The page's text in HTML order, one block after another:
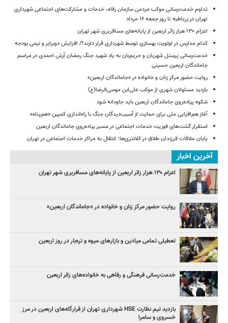
تداوم خدمت‌رسانی موکب مردمی سازمان رفاه، خدمات و مشارکت‌های اجتماعی شهرداری
تهران در زرباطیه تا روز جمعه ۱۶ مرداد
اعزام ۱۳۰ هزار زائر اربعین از پایانه‌های مسافربری شهر تهران
کدام مدارس در اولویت بهسازی توسط شهرداری قرار دارند؟/ افزایش دوبرابر و نیمی بودجه
خدمت‌رسانی پرسنل شهربان و حریم‌بان به یاد شهید جنگ رمضان آرش احمدی در مراسم
جاماندگان اربعین حسینی
روایت حضور مرکز زنان و خانواده در «جاماندگان اربعین»
بازدید مسئولان شهری از موکب علی‌ابن موسی‌الرضا(ع)
شکوه پیاده‌روی جاماندگان اربعین باید جاودانه شود
آغاز هم‌افزایی ملی برای حمایت از آسیب‌دیدگان جنگ با راه‌اندازی کمپین «هم‌پناه»
استقرار گشت‌های فوریت خدمات اجتماعی در مسیر پیاده‌روی جاماندگان اربعین
پایان ملاقات فرزندان طلاق در کلانتری‌ها؛ انتقال به مراکز خدمات اجتماعی در تهران
آخرین اخبار
اعزام ۱۳۰ هزار زائر اربعین از پایانه‌های مسافربری شهر تهران
روایت حضور مرکز زنان و خانواده در «جاماندگان اربعین»
تعطیلی تمامی میادین و بازارهای میوه و تره‌بار در روز اربعین
خدمت‌رسانی فرهنگی و رفاهی به خانواده‌های زائر اربعین
بازدید تیم نظارت HSE شهرداری تهران از قرارگاه‌های اربعین در مرز
خسروی و سامرا